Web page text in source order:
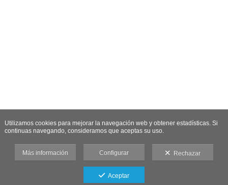
Utilizamos cookies para mejorar la navegación web y obtener estadísticas. Si
continuas navegando, consideramos que aceptas su uso.
Más información Configurar Rechazar
Aceptar